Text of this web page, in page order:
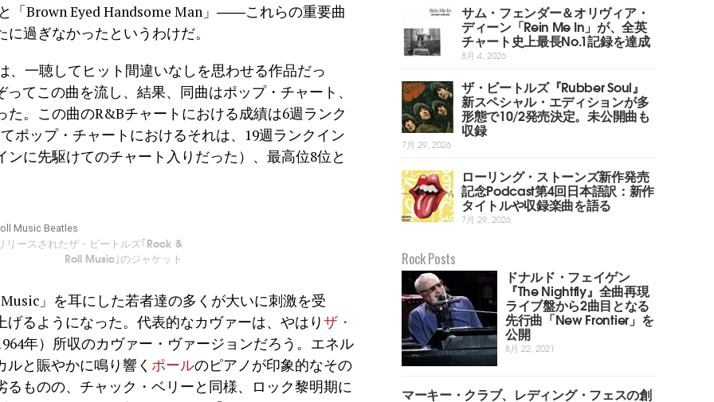
「Brown Eyed Handsome Man」――これらの重要曲
過ぎなかったというわけだ。
、一聴してヒット間違いなしを思わせる作品だっ
てこの曲を流し、結果、同曲はポップ・チャート、
。この曲のR&Bチャートにおける成績は6週ランク
ポップ・チャートにおけるそれは、19週ランクイン
に先駆けてのチャート入りだった）、最高位8位と
リースされたザ・ビートルズ｢Rock &
Roll Music｣のジャケット
」を耳にした若者達の多くが大いに刺激を受
るようになった。代表的なカヴァーは、やはりザ・
年）所収のカヴァー・ヴァージョンだろう。エネル
ルと賑やかに鳴り響く ポールのピアノが印象的なその
ものの、チャック・ベリーと同様、ロック黎明期に
サム・フェンダー＆オリヴィア・
ディーン「Rein Me In」が、全英
チャート史上最長No.1記録を達成
8月 4, 2026
ザ・ビートルズ『Rubber Soul』
新スペシャル・エディションが多
形態で10/2発売決定。未公開曲も
収録
7月 29, 2026
ローリング・ストーンズ新作発売
記念Podcast第4回日本語訳：新作
タイトルや収録楽曲を語る
7月 29, 2026
Rock Posts
ドナルド・フェイゲン
『The Nightfly』全曲再現
ライブ盤から2曲目となる
先行曲「New Frontier」を
公開
8月 22, 2021
マーキー・クラブ、レディング・フェスの創